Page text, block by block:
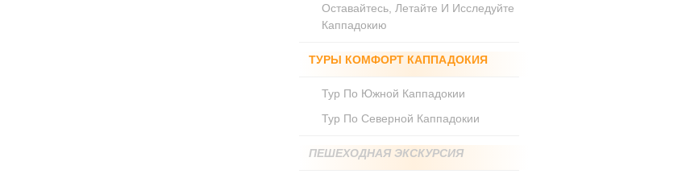
Оставайтесь, Летайте И Исследуйте
Каппадокию
ТУРЫ КОМФОРТ КАППАДОКИЯ
Тур По Южной Каппадокии
Тур По Северной Каппадокии
ПЕШЕХОДНАЯ ЭКСКУРСИЯ